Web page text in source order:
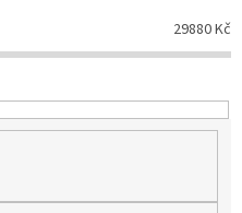
29880Kč